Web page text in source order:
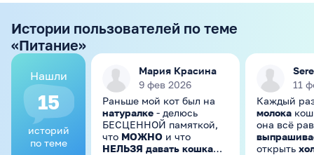
Истории пользователей по теме
«Питание»
Нашли
15
историй
по теме
Мария Красина
9 фев 2026
Раньше мой кот был на
натуралке - делюсь
БЕСЦЕННОЙ памяткой,
что МОЖНО и что
НЕЛЬЗЯ давать кошкам
11
Каждый
молока
она всё
открыть